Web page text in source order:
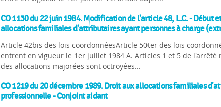
CO 1130 du 22 juin 1984. Modification de l'article 48, L.C. -
allocations familiales d'attributaires ayant personnes à charge
Article 42bis des lois coordonnéesArticle 50ter des lois
entrent en vigueur le 1er juillet 1984 A. Articles 1 et 5 de l'arrêté
des allocations majorées sont octroyées...
CO 1219 du 20 décembre 1989. Droit aux allocations familiales
professionnelle - Conjoint aidant